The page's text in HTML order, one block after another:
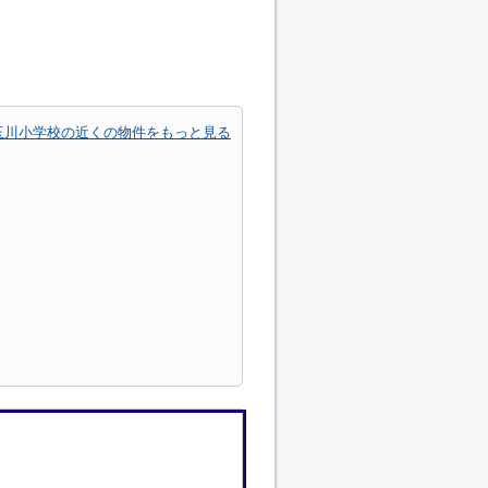
小学校の近くの物件をもっと見る